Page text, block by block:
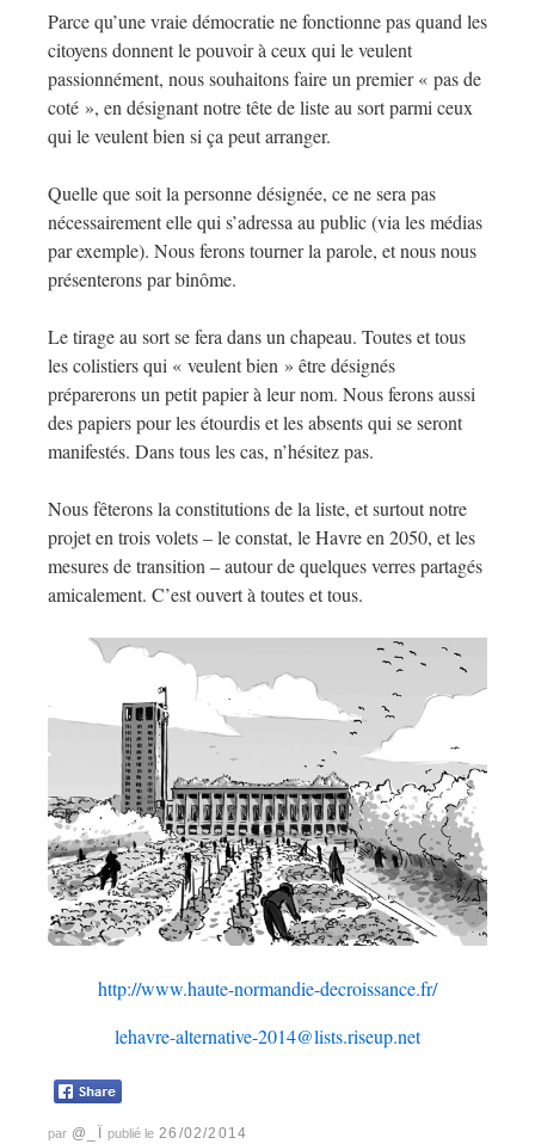
Parce qu’une vraie démocratie ne fonctionne pas quand les
citoyens donnent le pouvoir à ceux qui le veulent
passionnément, nous souhaitons faire un premier « pas de
coté », en désignant notre tête de liste au sort parmi ceux
qui le veulent bien si ça peut arranger.
Quelle que soit la personne désignée, ce ne sera pas
nécessairement elle qui s’adressa au public (via les médias
par exemple). Nous ferons tourner la parole, et nous nous
présenterons par binôme.
Le tirage au sort se fera dans un chapeau. Toutes et tous
les colistiers qui « veulent bien » être désignés
préparerons un petit papier à leur nom. Nous ferons aussi
des papiers pour les étourdis et les absents qui se seront
manifestés. Dans tous les cas, n’hésitez pas.
Nous fêterons la constitutions de la liste, et surtout notre
projet en trois volets – le constat, le Havre en 2050, et les
mesures de transition – autour de quelques verres partagés
amicalement. C’est ouvert à toutes et tous.
http://www.haute-normandie-decroissance.fr/
lehavre-alternative-2014@lists.riseup.net
par @_Ï publié le 26/02/2014